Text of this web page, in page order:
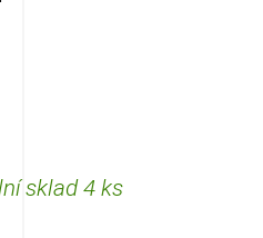
sklad 4 ks